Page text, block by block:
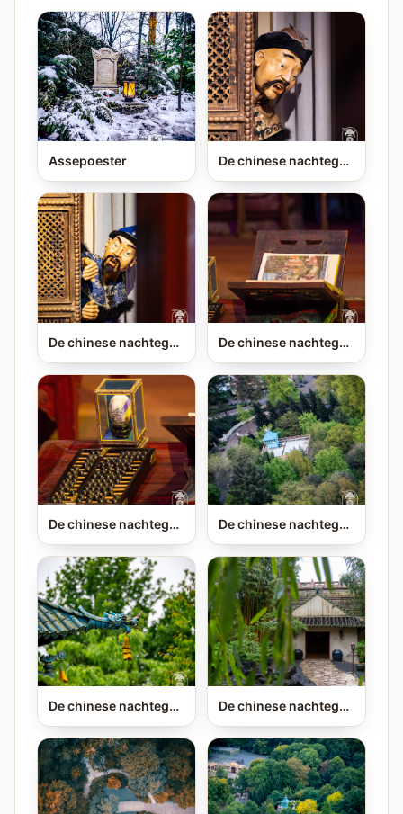
Assepoester De chinese nachtegaal
De chinese nachtegaal De chinese nachtegaal
De chinese nachtegaal De chinese nachtegaal
De chinese nachtegaal De chinese nachtegaal